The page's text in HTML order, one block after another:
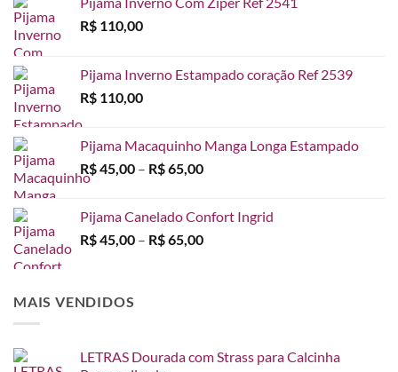
R$ 110,00
Pijama Inverno Estampado coração Ref 2539
R$ 110,00
Pijama Macaquinho Manga Longa Estampado
R$45,00 – R$65,00Faixa
R$ 45,00
através
Pijama Canelado Confort Ingrid
R$45,00 – R$65,00Faixa
MAIS VENDIDOS
LETRAS Dourada com Strass para Calcinha